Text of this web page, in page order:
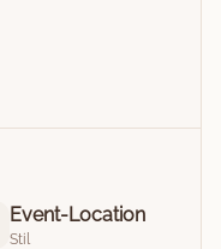
Event-Location
Stil